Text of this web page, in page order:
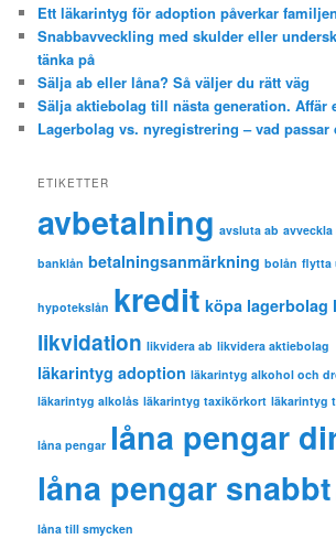
Ett läkarintyg för adoption påverkar
Snabbavveckling med skulder eller
tänka på
Sälja ab eller låna? Så väljer du rätt väg
Sälja aktiebolag till nästa generation. Affär
Lagerbolag vs. nyregistrering – vad passar
ETIKETTER
avbetalning avsluta ab avveckla
banklån betalningsanmärkning bolån flytta
hypotekslån kredit köpa lagerbolag
likvidation likvidera ab likvidera aktiebolag
läkarintyg adoption läkarintyg alkohol och
läkarintyg alkolås läkarintyg taxikörkort läkarintyg
låna pengar låna pengar
låna pengar snabbt
låna till smycken